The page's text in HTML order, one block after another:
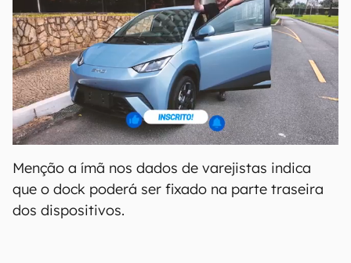
Menção a ímã nos dados de varejistas indica
que o dock poderá ser fixado na parte traseira
dos dispositivos.